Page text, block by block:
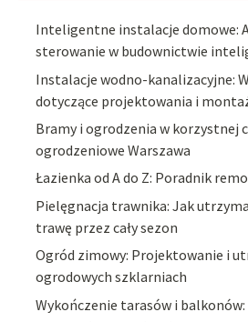
Inteligentne instalacje domowe:
sterowanie w budownictwie
Instalacje wodno-kanalizacyjne:
dotyczące projektowania i
Bramy i ogrodzenia w korzystnej
ogrodzeniowe Warszawa
Łazienka od A do Z: Poradnik
Pielęgnacja trawnika: Jak
trawę przez cały sezon
Ogród zimowy: Projektowanie i
ogrodowych szklarniach
Wykończenie tarasów i balkonów: